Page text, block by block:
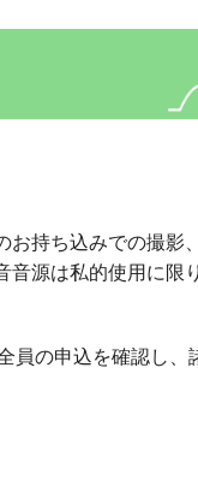
持ち込みでの撮影
音源は私的使用に限
員の申込を確認し、